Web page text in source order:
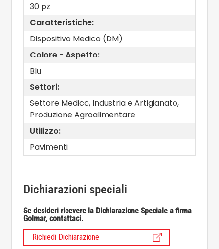
30 pz
Caratteristiche:
Dispositivo Medico (DM)
Colore - Aspetto:
Blu
Settori:
Settore Medico, Industria e Artigianato,
Produzione Agroalimentare
Utilizzo:
Pavimenti
Dichiarazioni speciali
Se desideri ricevere la Dichiarazione Speciale a firma
Golmar, contattaci.
Richiedi Dichiarazione